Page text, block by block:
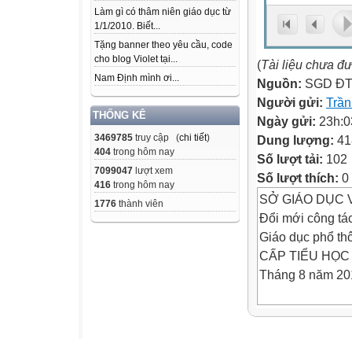
Làm gì có thâm niên giáo dục từ
1/1/2010. Biết...
Tặng banner theo yêu cầu, code
cho blog Violet tại...
Nam Định mình ơi...
THỐNG KÊ
3469785 truy cập (chi tiết)
404 trong hôm nay
7099047 lượt xem
416 trong hôm nay
1776 thành viên
(Tài liệu chưa
Nguồn: SGD
Người gửi:
Ngày gửi:
Dung lượng:
Số lượt tải: 102
Số lượt thích: 0
SỞ GIÁO DỤC
Đổi mới công
Giáo dục phổ
CẤP TIỂU
Tháng 8 năm